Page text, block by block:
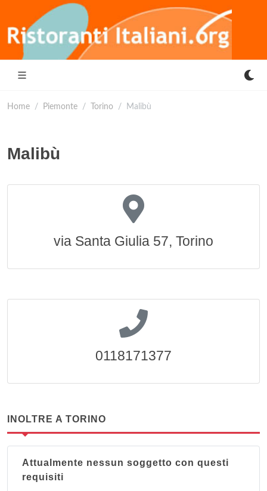
Home Piemonte Torino Malibù
Malibù
via Santa Giulia 57, Torino
0118171377
INOLTRE A TORINO
Attualmente nessun soggetto con questi
requisiti